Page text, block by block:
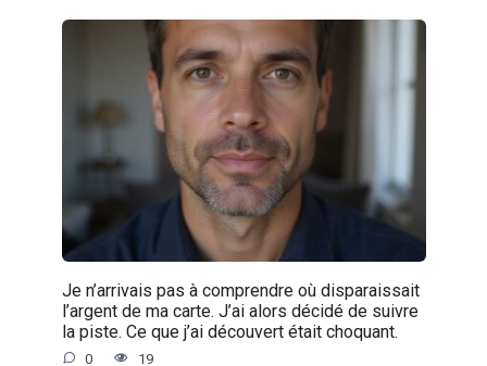
Je n’arrivais pas à comprendre où disparaissait
l’argent de ma carte. J’ai alors décidé de suivre
la piste. Ce que j’ai découvert était choquant.
0 19